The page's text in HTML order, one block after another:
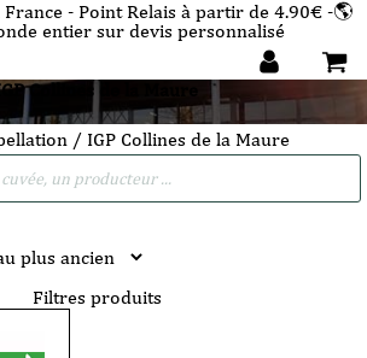
- Point Relais à partir de 4.90€ -🌎
entier sur devis personnalisé
Collines de la Maure
/ IGP Collines de la Maure
Filtres produits